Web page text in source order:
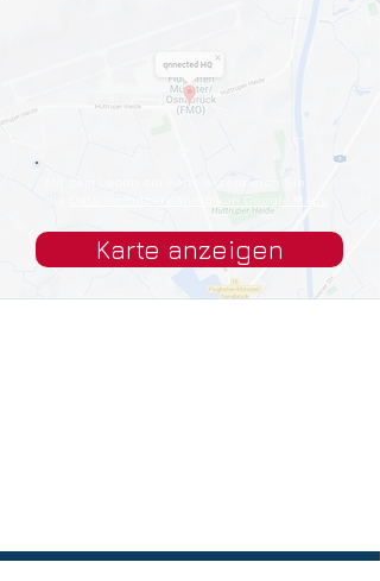
Mit dem Laden der Karte akzeptieren Sie
Karte anzeigen